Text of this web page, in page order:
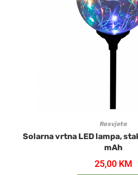
Rasvjeta
Solarna vrtna LED lampa,
mAh
25,00 KM